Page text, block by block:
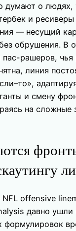
думают о людях,
и
— несущий
обрушения. В
пас-рашеров, чья
линия
и смену
на сложные
offensive
давно ушли
формулировок